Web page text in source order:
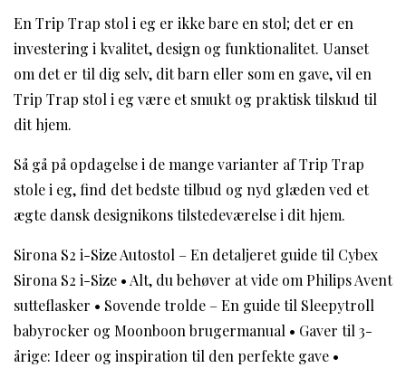
En Trip Trap stol i eg er ikke bare en stol; det er en
investering i kvalitet, design og funktionalitet. Uanset
om det er til dig selv, dit barn eller som en gave, vil en
Trip Trap stol i eg være et smukt og praktisk tilskud til
dit hjem.
Så gå på opdagelse i de mange varianter af Trip Trap
stole i eg, find det bedste tilbud og nyd glæden ved et
ægte dansk designikons tilstedeværelse i dit hjem.
Sirona S2 i-Size Autostol – En detaljeret guide til Cybex
Sirona S2 i-Size • Alt, du behøver at vide om Philips Avent
sutteflasker • Sovende trolde – En guide til Sleepytroll
babyrocker og Moonboon brugermanual • Gaver til 3-
årige: Ideer og inspiration til den perfekte gave •